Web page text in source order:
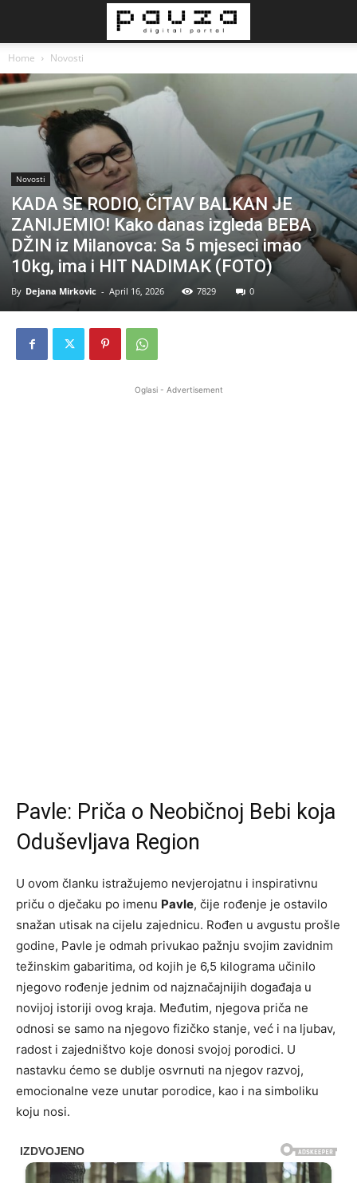
Home Novosti
Novosti
KADA SE RODIO, ČITAV BALKAN JE
ZANIJEMIO! Kako danas izgleda BEBA
DŽIN iz Milanovca: Sa 5 mjeseci imao
10kg, ima i HIT NADIMAK (FOTO)
By Dejana Mirkovic - April 16, 2026 7829 0
Oglasi - Advertisement
Pavle: Priča o Neobičnoj Bebi koja
Oduševljava Region
U ovom članku istražujemo nevjerojatnu i inspirativnu
priču o dječaku po imenu Pavle, čije rođenje je ostavilo
snažan utisak na cijelu zajednicu. Rođen u avgustu prošle
godine, Pavle je odmah privukao pažnju svojim zavidnim
težinskim gabaritima, od kojih je 6,5 kilograma učinilo
njegovo rođenje jednim od najznačajnijih događaja u
novijoj istoriji ovog kraja. Međutim, njegova priča ne
odnosi se samo na njegovo fizičko stanje, već i na ljubav,
radost i zajedništvo koje donosi svojoj porodici. U
nastavku ćemo se dublje osvrnuti na njegov razvoj,
emocionalne veze unutar porodice, kao i na simboliku
koju nosi.